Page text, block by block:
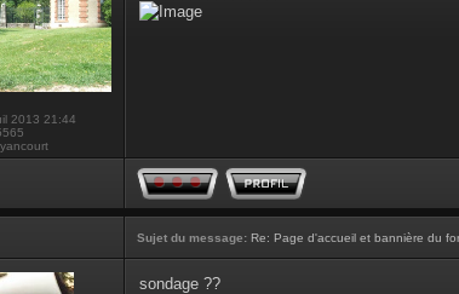
2013 21:44
Sujet du message: Re: Page d'accueil et bannière du
sondage ??